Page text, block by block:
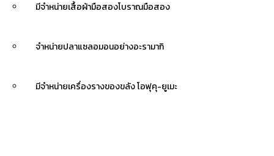
มีจำหน่ายเสื้อผ้ามือสองโบราณมือสอง
จำหน่ายปลาแซลอมอนอย่างอะรามากิ
มีจำหน่ายเครื่องรางของขลัง โอฟุคุ-ยูเมะ